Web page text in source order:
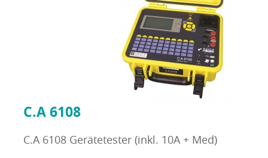
C.A 6108
C.A 6108 Gerätetester (inkl. 10A + Med)